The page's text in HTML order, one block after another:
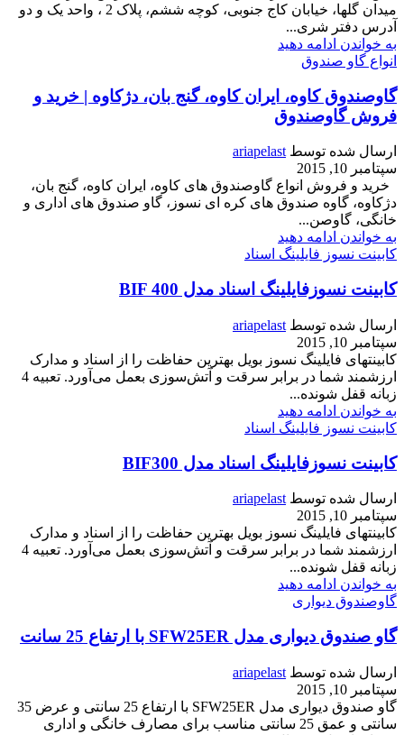
میدان گلها، خیابان کاج جنوبی، کوچه ششم، پلاک 2 ، واحد یک و دو
آدرس دفتر شری...
به خواندن ادامه دهید
انواع گاو صندوق
گاوصندوق کاوه، ایران کاوه، گنج بان، دژکاوه | خرید و
فروش گاوصندوق
ارسال شده توسط ariapelast
سپتامبر 10, 2015
خرید و فروش انواع گاوصندوق های کاوه، ایران کاوه، گنج بان،
دژکاوه، گاوه صندوق های کره ای نسوز، گاو صندوق های اداری و
خانگی، گاوصن...
به خواندن ادامه دهید
کابینت نسوز فایلینگ اسناد
کابینت نسوزفایلینگ اسناد مدل BIF 400
ارسال شده توسط ariapelast
سپتامبر 10, 2015
کابينتهای فايلينگ نسوز بویل بهترين حفاظت را از اسناد و مدارک
ارزشمند شما در برابر سرقت و آتش‌سوزی بعمل می‌آورد. تعبيه 4
زبانه قفل شونده...
به خواندن ادامه دهید
کابینت نسوز فایلینگ اسناد
کابینت نسوزفایلینگ اسناد مدل BIF300
ارسال شده توسط ariapelast
سپتامبر 10, 2015
کابينتهای فايلينگ نسوز بویل بهترين حفاظت را از اسناد و مدارک
ارزشمند شما در برابر سرقت و آتش‌سوزی بعمل می‌آورد. تعبيه 4
زبانه قفل شونده...
به خواندن ادامه دهید
گاوصندوق دیواری
گاو صندوق دیواری مدل SFW25ER با ارتفاع 25 سانت
ارسال شده توسط ariapelast
سپتامبر 10, 2015
گاو صندوق دیواری مدل SFW25ER با ارتفاع 25 سانتی و عرض 35
سانتی و عمق 25 سانتی مناسب برای مصارف خانگی و اداری